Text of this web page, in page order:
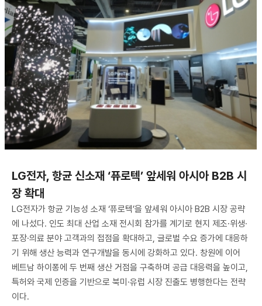
LG전자, 항균 신소재 ‘퓨로텍’ 앞세워 아시아 B2B 시
장 확대
LG전자가 항균 기능성 소재 ‘퓨로텍’을 앞세워 아시아 B2B 시장 공략
에 나섰다. 인도 최대 산업 소재 전시회 참가를 계기로 현지 제조·위생·
포장·의료 분야 고객과의 접점을 확대하고, 글로벌 수요 증가에 대응하
기 위해 생산 능력과 연구개발을 동시에 강화하고 있다. 창원에 이어
베트남 하이퐁에 두 번째 생산 거점을 구축하며 공급 대응력을 높이고,
특허와 국제 인증을 기반으로 북미·유럽 시장 진출도 병행한다는 전략
이다.